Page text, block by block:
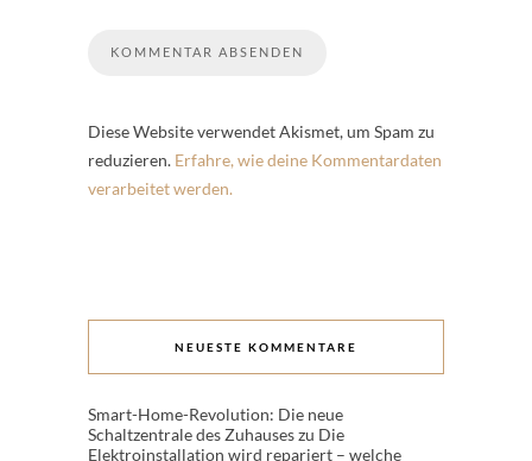
Diese Website verwendet Akismet, um Spam zu
reduzieren. Erfahre, wie deine Kommentardaten
verarbeitet werden.
NEUESTE KOMMENTARE
Smart-Home-Revolution: Die neue
Schaltzentrale des Zuhauseszu Die
Elektroinstallation wird repariert – welche